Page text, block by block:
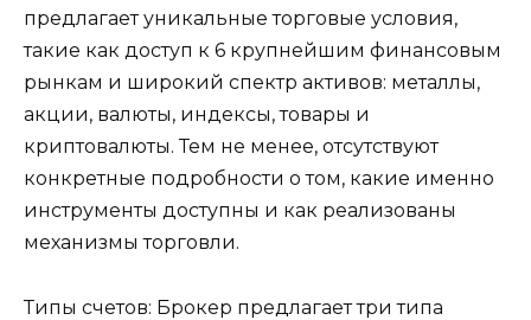
предлагает уникальные торговые условия,
такие как доступ к 6 крупнейшим финансовым
рынкам и широкий спектр активов: металлы,
акции, валюты, индексы, товары и
криптовалюты. Тем не менее, отсутствуют
конкретные подробности о том, какие именно
инструменты доступны и как реализованы
механизмы торговли.
Типы счетов: Брокер предлагает три типа